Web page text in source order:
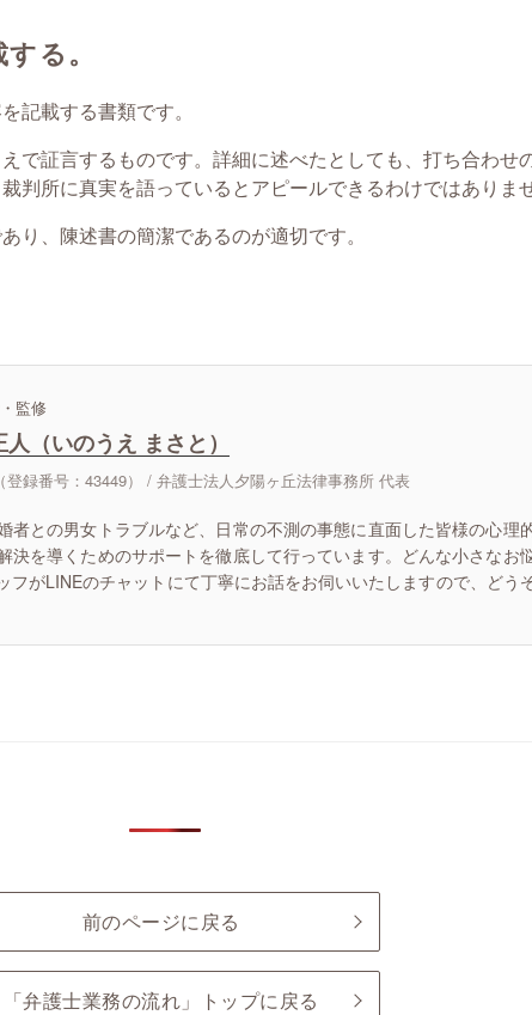
る。
記載する書類です。
で証言するものです。詳細に述べたとしても、打ち合わせ
判所に真実を語っているとアピールできるわけではありませ
り、陳述書の簡潔であるのが適切です。
監修
（いのうえ まさと）
登録番号：43449） / 弁護士法人夕陽ヶ丘法律事務所 代表
者との男女トラブルなど、日常の不測の事態に直面した皆様の心理
決を導くためのサポートを徹底して行っています。どんな小さなお
フがLINEのチャットにて丁寧にお話をお伺いいたしますので、どう
前のページに戻る
「弁護士業務の流れ」トップに戻る